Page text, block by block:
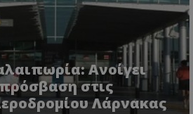
Ανοίγει
στις
Λάρνακας